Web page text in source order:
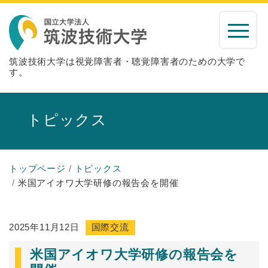
筑波技術大学は視覚障害者・聴覚障害者のための大学で
す。
トピックス
トップページ
トピックス
米国アイオワ大学研修の報告会を開催
2025年11月12日 国際交流
米国アイオワ大学研修の報告会を